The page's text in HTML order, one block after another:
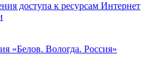
доступа к ресурсам Интернет
«Белов. Вологда. Россия»